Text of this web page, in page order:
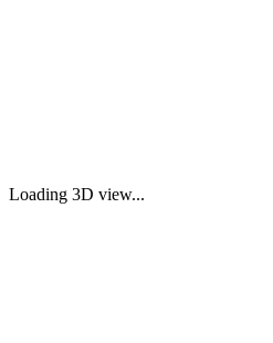
Loading 3D view...